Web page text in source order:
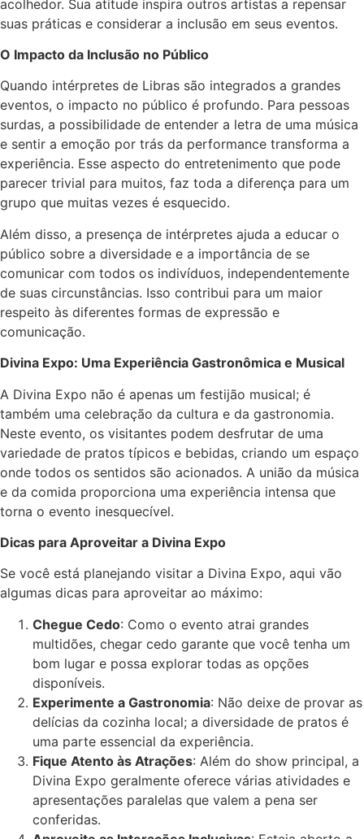
acolhedor. Sua atitude inspira outros artistas a repensar
suas práticas e considerar a inclusão em seus eventos.
O Impacto da Inclusão no Público
Quando intérpretes de Libras são integrados a grandes
eventos, o impacto no público é profundo. Para pessoas
surdas, a possibilidade de entender a letra de uma música
e sentir a emoção por trás da performance transforma a
experiência. Esse aspecto do entretenimento que pode
parecer trivial para muitos, faz toda a diferença para um
grupo que muitas vezes é esquecido.
Além disso, a presença de intérpretes ajuda a educar o
público sobre a diversidade e a importância de se
comunicar com todos os indivíduos, independentemente
de suas circunstâncias. Isso contribui para um maior
respeito às diferentes formas de expressão e
comunicação.
Divina Expo: Uma Experiência Gastronômica e Musical
A Divina Expo não é apenas um festijão musical; é
também uma celebração da cultura e da gastronomia.
Neste evento, os visitantes podem desfrutar de uma
variedade de pratos típicos e bebidas, criando um espaço
onde todos os sentidos são acionados. A união da música
e da comida proporciona uma experiência intensa que
torna o evento inesquecível.
Dicas para Aproveitar a Divina Expo
Se você está planejando visitar a Divina Expo, aqui vão
algumas dicas para aproveitar ao máximo:
Chegue Cedo: Como o evento atrai grandes
multidões, chegar cedo garante que você tenha um
bom lugar e possa explorar todas as opções
disponíveis.
Experimente a Gastronomia: Não deixe de provar as
delícias da cozinha local; a diversidade de pratos é
uma parte essencial da experiência.
Fique Atento às Atrações: Além do show principal, a
Divina Expo geralmente oferece várias atividades e
apresentações paralelas que valem a pena ser
conferidas.